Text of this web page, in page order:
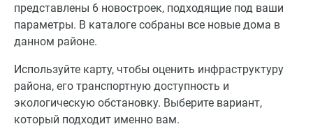
представлены 6 новостроек, подходящие под ваши
параметры. В каталоге собраны все новые дома в
данном районе.
Используйте карту, чтобы оценить инфраструктуру
района, его транспортную доступность и
экологическую обстановку. Выберите вариант,
который подходит именно вам.